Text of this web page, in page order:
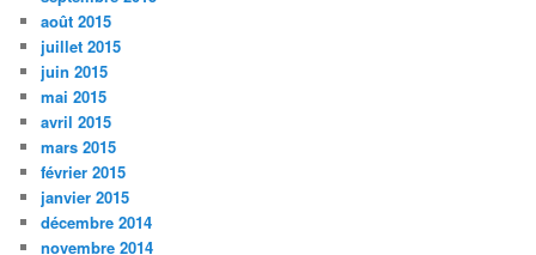
août 2015
juillet 2015
juin 2015
mai 2015
avril 2015
mars 2015
février 2015
janvier 2015
décembre 2014
novembre 2014